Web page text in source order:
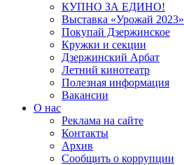
КУПНО ЗА ЕДИНО!
Выставка «Урожай 2023»
Покупай Дзержинское
Кружки и секции
Дзержинский Арбат
Летний кинотеатр
Полезная информация
Вакансии
О нас
Реклама на сайте
Контакты
Архив
Сообщить о коррупции